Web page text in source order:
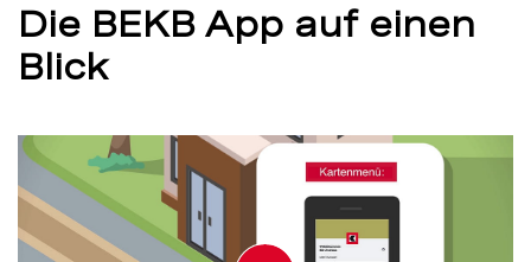
Die BEKB App auf einen
Blick
Play video